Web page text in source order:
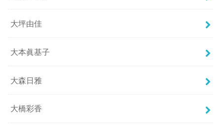
大坪由佳
大本眞基子
大森日雅
大橋彩香